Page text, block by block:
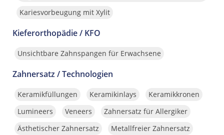
Kariesvorbeugung mit Xylit
Kieferorthopädie / KFO
Unsichtbare Zahnspangen für Erwachsene
Zahnersatz / Technologien
Keramikfüllungen Keramikinlays
Keramikkronen
Lumineers
Veneers
Zahnersatz für Allergiker
Ästhetischer Zahnersatz
Metallfreier Zahnersatz